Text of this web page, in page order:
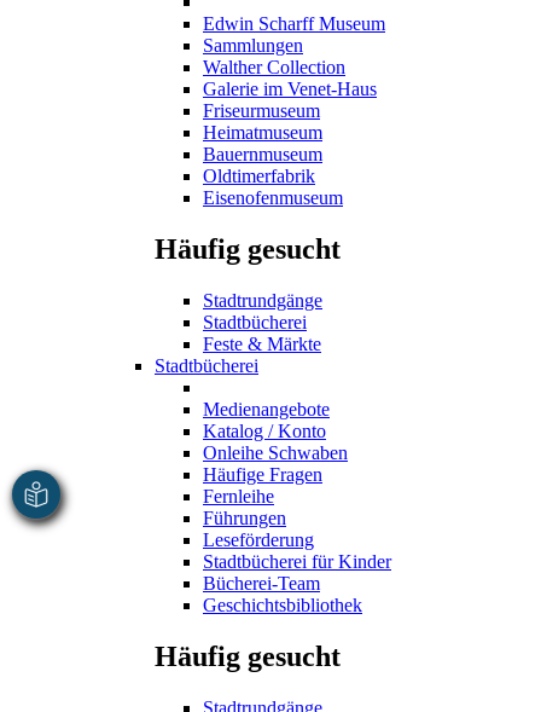
Edwin Scharff Museum
Sammlungen
Walther Collection
Galerie im Venet-Haus
Friseurmuseum
Heimatmuseum
Bauernmuseum
Oldtimerfabrik
Eisenofenmuseum
Häufig gesucht
Stadtrundgänge
Stadtbücherei
Feste & Märkte
Stadtbücherei
Medienangebote
Katalog / Konto
Onleihe Schwaben
Häufige Fragen
Fernleihe
Führungen
Leseförderung
Stadtbücherei für Kinder
Bücherei-Team
Geschichtsbibliothek
Häufig gesucht
Stadtrundgänge